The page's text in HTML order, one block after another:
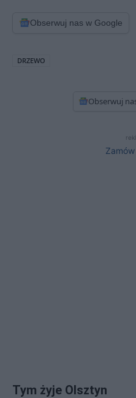
Obserwuj nas w Google
DRZEWO
Obserwuj
Tym żyje Olsztyn